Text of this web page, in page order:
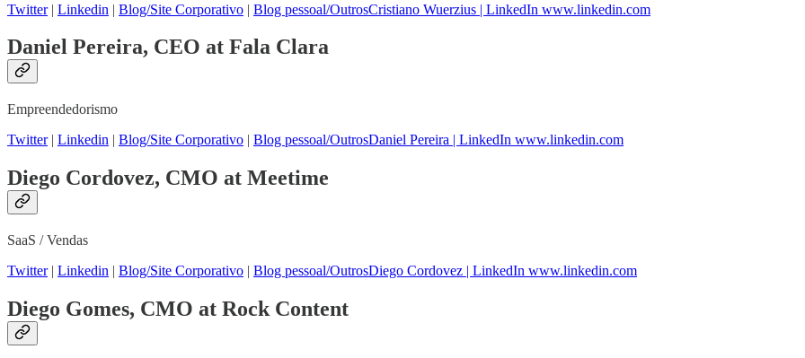
Twitter| Linkedin | Blog/Site Corporativo | Blog pessoal/OutrosCristiano Wuerzius | LinkedIn www.linkedin.com
Daniel Pereira, CEO at Fala Clara
Empreendedorismo
Twitter| Linkedin | Blog/Site Corporativo | Blog pessoal/OutrosDaniel Pereira | LinkedIn www.linkedin.com
Diego Cordovez, CMO at Meetime
SaaS / Vendas
Twitter| Linkedin | Blog/Site Corporativo | Blog pessoal/OutrosDiego Cordovez | LinkedIn www.linkedin.com
Diego Gomes, CMO at Rock Content